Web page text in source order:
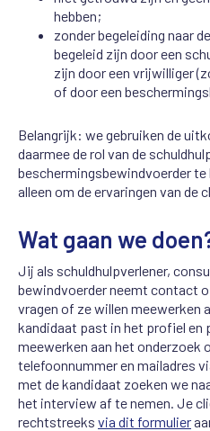
hebben;
zonder begeleiding naar
begeleid zijn door een
zijn door een vrijwilliger
of door een
Belangrijk: we gebruiken de
daarmee de rol van de
beschermingsbewindvoerder te
alleen om de ervaringen van de
Wat gaan we
Jij als schuldhulpverlener,
bewindvoerder neemt contact
vragen of ze willen meewerken
kandidaat past in het profiel
meewerken aan het onderzoek
telefoonnummer en mailadres
met de kandidaat zoeken we
het interview af te nemen. Je
rechtstreeks via dit formulier